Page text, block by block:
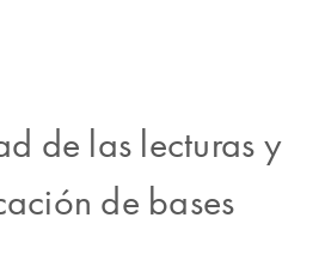
de las lecturas y
de bases